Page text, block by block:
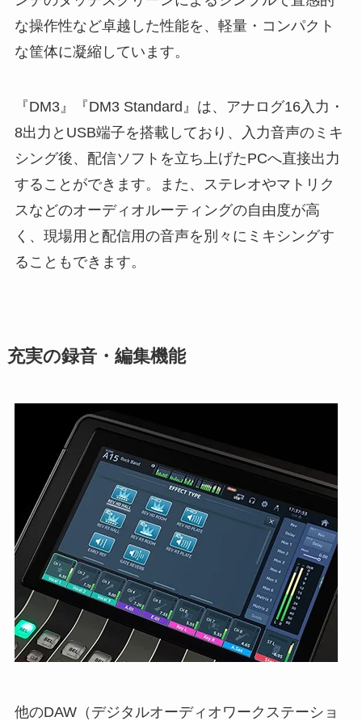
な操作性など卓越した性能を、軽量・コンパクト
な筐体に凝縮しています。
『DM3』『DM3 Standard』は、アナログ16入力・
8出力とUSB端子を搭載しており、入力音声のミキ
シング後、配信ソフトを立ち上げたPCへ直接出力
することができます。また、ステレオやマトリク
スなどのオーディオルーティングの自由度が高
く、現場用と配信用の音声を別々にミキシングす
ることもできます。
充実の録音・編集機能
他のDAW（デジタルオーディオワークステーショ